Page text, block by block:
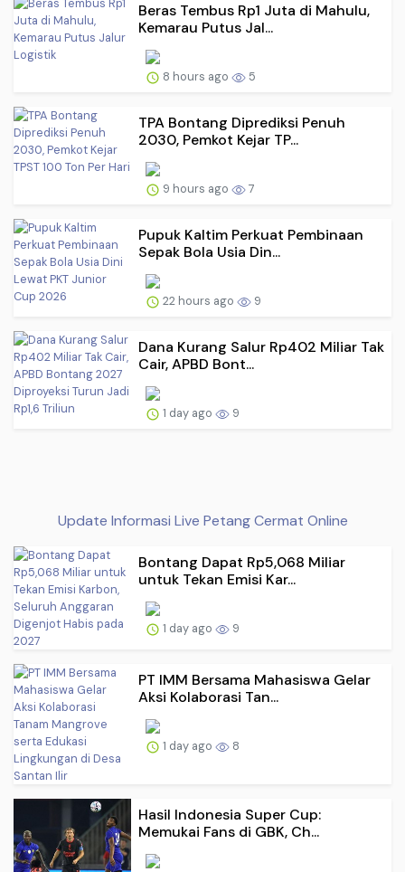
Beras Tembus Rp1 Juta di Mahulu,
Kemarau Putus Jal...
8 hours ago 5
TPA Bontang Diprediksi Penuh
2030, Pemkot Kejar TP...
9 hours ago 7
Pupuk Kaltim Perkuat Pembinaan
Sepak Bola Usia Din...
22 hours ago 9
Dana Kurang Salur Rp402 Miliar Tak
Cair, APBD Bont...
1 day ago 9
Update Informasi Live Petang Cermat Online
Bontang Dapat Rp5,068 Miliar
untuk Tekan Emisi Kar...
1 day ago 9
PT IMM Bersama Mahasiswa Gelar
Aksi Kolaborasi Tan...
1 day ago 8
Hasil Indonesia Super Cup:
Memukai Fans di GBK, Ch...